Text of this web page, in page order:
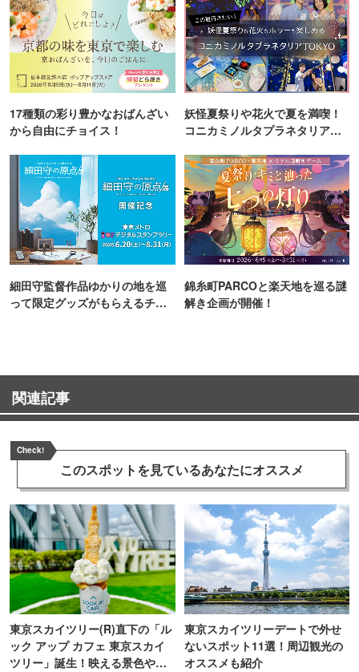
17種類の彩り豊かなおばんざい
から自由にチョイス！
妖怪夏祭りや花火で夏を満喫！
コニカミノルタプラネタリア
細田守監督作品ゆかりの地を巡
って限定グッズがもらえるチャ
錦糸町PARCOと楽天地を巡る謎
解き企画が開催！
関連記事
Check!
このスポットを見ているあなたにオススメ
東京スカイツリー(R)直下の「ル
ック アップ カフェ 東京スカイ
ツリー」誕生！映える景色やメ
東京スカイツリーデートで外せ
ないスポット11選！周辺観光の
オススメも紹介